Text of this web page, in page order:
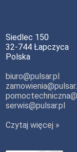
Siedlec 150
32-744 Łapczyca
Polska
biuro@pulsar.pl
serwis@pulsar.pl
Czytaj więcej »